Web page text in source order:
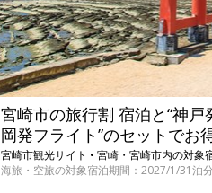
宮崎市の旅行割 宿泊と“神
岡発フライト”のセットでお
海旅・空旅の対象宿泊期間：2027/1/31泊